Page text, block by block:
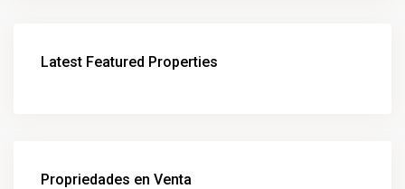
Latest Featured Properties
Propriedades en Venta